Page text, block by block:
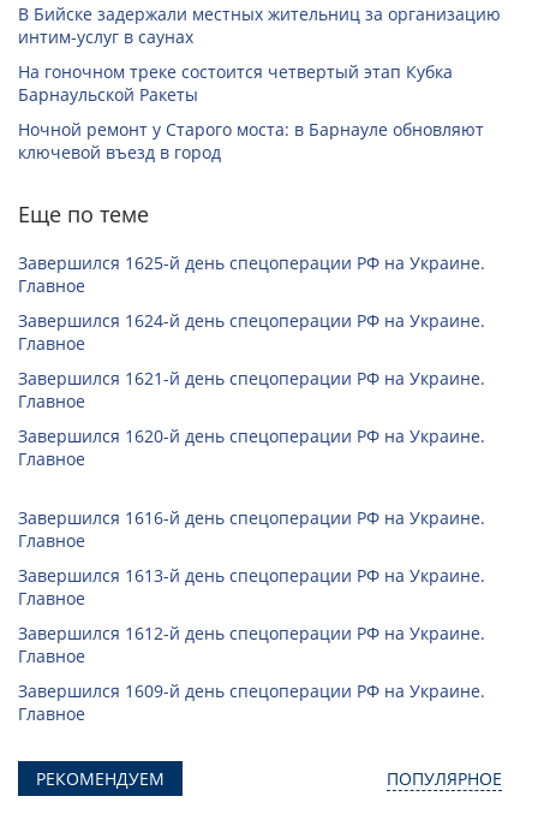
В Бийске задержали местных жительниц за организацию
интим-услуг в саунах
На гоночном треке состоится четвертый этап Кубка
Барнаульской Ракеты
Ночной ремонт у Старого моста: в Барнауле обновляют
ключевой въезд в город
Еще по теме
Завершился 1625-й день спецоперации РФ на Украине.
Главное
Завершился 1624-й день спецоперации РФ на Украине.
Главное
Завершился 1621-й день спецоперации РФ на Украине.
Главное
Завершился 1620-й день спецоперации РФ на Украине.
Главное
Завершился 1616-й день спецоперации РФ на Украине.
Главное
Завершился 1613-й день спецоперации РФ на Украине.
Главное
Завершился 1612-й день спецоперации РФ на Украине.
Главное
Завершился 1609-й день спецоперации РФ на Украине.
Главное
РЕКОМЕНДУЕМ ПОПУЛЯРНОЕ